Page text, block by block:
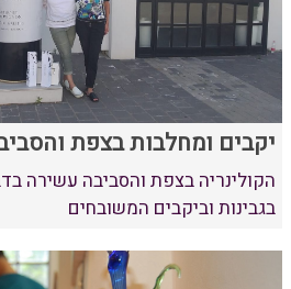
יקבים ומחלבות בצפת
הקולינריה בצפת והסביבה עשירה
בגבינות וביקבים המשובחים